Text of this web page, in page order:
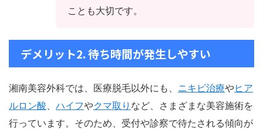
ことも大切です。
デメリット2. 待ち時間が発生しやすい
湘南美容外科では、医療脱毛以外にも、 ニキビ治療やヒア
ルロン酸、 ハイフやクマ取り など、さまざまな美容施術を
行っています。 そのため、受付や診察で待たされる傾向が